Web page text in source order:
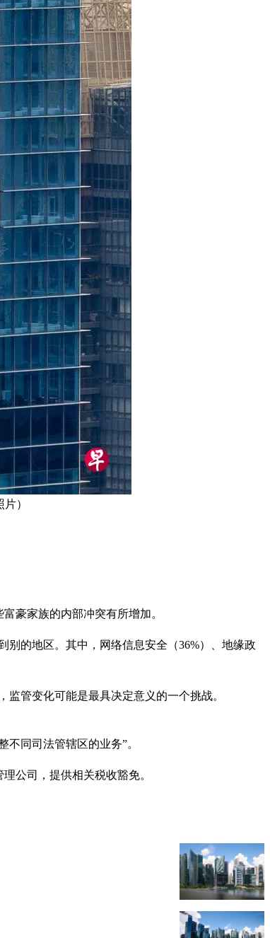
）
豪家族的内部冲突有所增加。
别的地区。其中，网络信息安全（36%）、地缘政
管变化可能是最具决定意义的一个挑战。
同司法管辖区的业务”。
公司，提供相关税收豁免。